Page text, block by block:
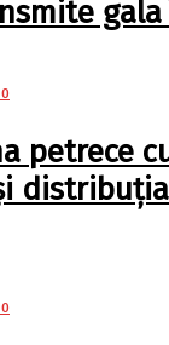
0
petrece
0